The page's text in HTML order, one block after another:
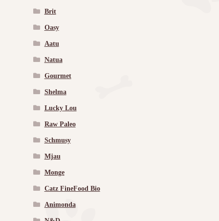
Brit
Oasy
Aatu
Natua
Gourmet
Shelma
Lucky Lou
Raw Paleo
Schmusy
Mjau
Monge
Catz FineFood Bio
Animonda